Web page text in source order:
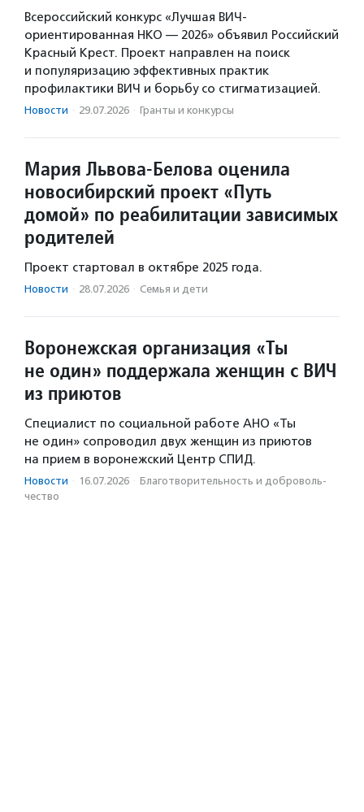
Всероссийский конкурс «Лучшая ВИЧ-
ориентированная НКО — 2026» объявил Российский
Красный Крест. Проект направлен на поиск
и популяризацию эффективных практик
профилактики ВИЧ и борьбу со стигматизацией.
Новости · 29.07.2026 · Гранты и конкурсы
Мария Львова-Белова оценила
новосибирский проект «Путь
домой» по реабилитации зависимых
родителей
Проект стартовал в октябре 2025 года.
Новости · 28.07.2026 · Семья и дети
Воронежская организация «Ты
не один» поддержала женщин с ВИЧ
из приютов
Специалист по социальной работе АНО «Ты
не один» сопроводил двух женщин из приютов
на прием в воронежский Центр СПИД.
Новости · 16.07.2026 · Благотвори­тель­ность и доброволь­
чест­во